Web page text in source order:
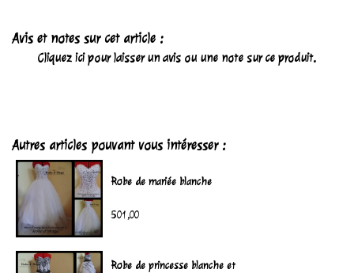
Avis et notes sur cet article :
Cliquez ici pour laisser un avis ou une note sur ce produit.
Autres articles pouvant vous intéresser :
Robe de mariée blanche
501,00
Robe de princesse blanche et